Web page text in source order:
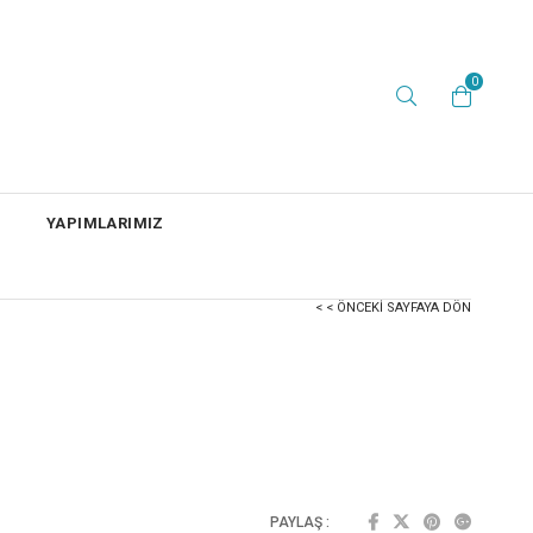
0
YAPIMLARIMIZ
< < ÖNCEKI SAYFAYA DÖN
PAYLAŞ :